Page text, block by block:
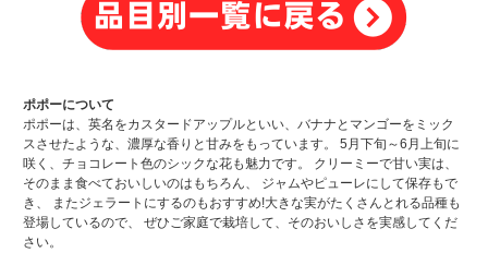
ポポーについて
ポポーは、英名をカスタードアップルといい、バナナとマンゴーをミック
スさせたような、濃厚な香りと甘みをもっています。 5月下旬～6月上旬に
咲く、チョコレート色のシックな花も魅力です。 クリーミーで甘い実は、
そのまま食べておいしいのはもちろん、 ジャムやピューレにして保存もで
き、 またジェラートにするのもおすすめ!大きな実がたくさんとれる品種も
登場しているので、 ぜひご家庭で栽培して、そのおいしさを実感してくだ
さい。